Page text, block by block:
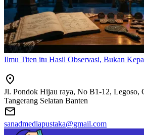
Ilmu Titen itu Hasil Observasi, Bukan
Jl. Pondok Hijau raya, No B1-12, Legoso,
Tangerang Selatan Banten
sanadmediapustaka@gmail.com